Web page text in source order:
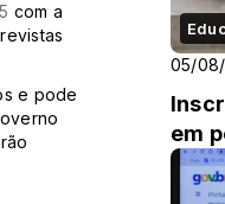
com a
e pode
05/
em